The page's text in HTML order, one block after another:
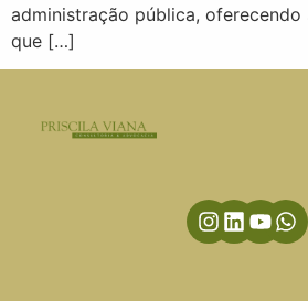
administração pública, oferecendo
que […]